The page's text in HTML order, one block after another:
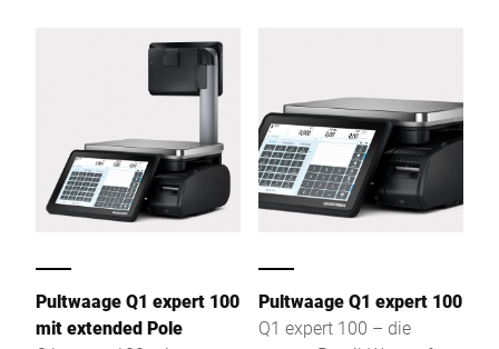
intuitiv, effizient für beste
Sicht & leichtem Zugang
Pultwaage Q1 expert 100
mit extended Pole
Pultwaage Q1 expert 100
Q1 expert 100 – die